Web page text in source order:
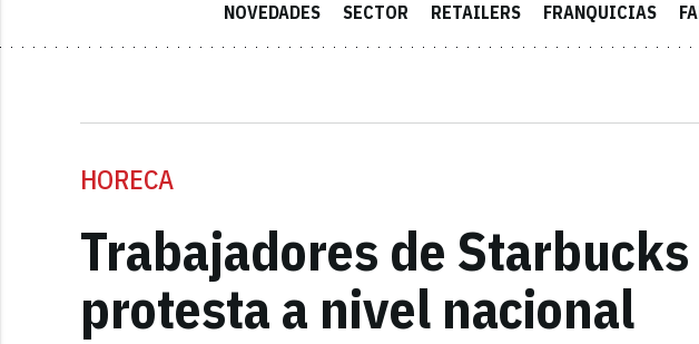
NOVEDADES SECTOR RETAILERS FRANQUICIAS
HORECA
Trabajadores de
protesta a nivel nacional